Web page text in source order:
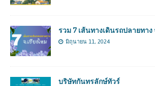
รวม 7 เส้นทางเดินรถปลายทาง
มิถุนายน 11, 2024
บริษัทกันทรลักษ์ทัวร์